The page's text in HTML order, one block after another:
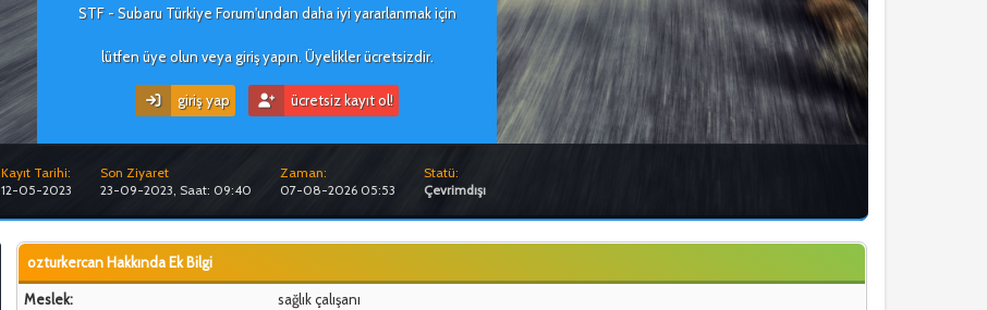
STF - Subaru Türkiye Forum'undan daha iyi yararlanmak için
lütfen üye olun veya giriş yapın. Üyelikler ücretsizdir.
giriş yap ücretsiz kayıt ol!
Kayıt Tarihi:
12-05-2023
Son Ziyaret
23-09-2023, Saat: 09:40
Zaman:
07-08-2026 05:53
Statü:
Çevrimdışı
ozturkercan Hakkında Ek Bilgi
Meslek:
sağlık çalışanı